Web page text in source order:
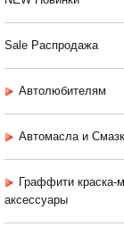
Sale Распродажа
Автолюбителям
Автомасла и
Граффити краска-
аксессуары